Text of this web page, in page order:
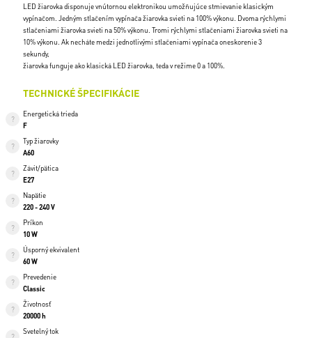
LED žiarovka disponuje vnútornou elektronikou umožňujúce stmievanie klasickým
vypínačom. Jedným stlačením vypínača žiarovka svieti na 100% výkonu. Dvoma rýchlymi
stlačeniami žiarovka svieti na 50% výkonu. Tromi rýchlymi stlačeniami žiarovka svieti na
10% výkonu. Ak necháte medzi jednotlivými stlačeniami vypínača oneskorenie 3
sekundy,
žiarovka funguje ako klasická LED žiarovka, teda v režime 0 a 100%.
TECHNICKÉ ŠPECIFIKÁCIE
Energetická trieda
F
Typ žiarovky
A60
Závit/pätica
E27
Napätie
220 - 240 V
Príkon
10 W
Úsporný ekvivalent
60 W
Prevedenie
Classic
Životnosť
20000 h
Svetelný tok